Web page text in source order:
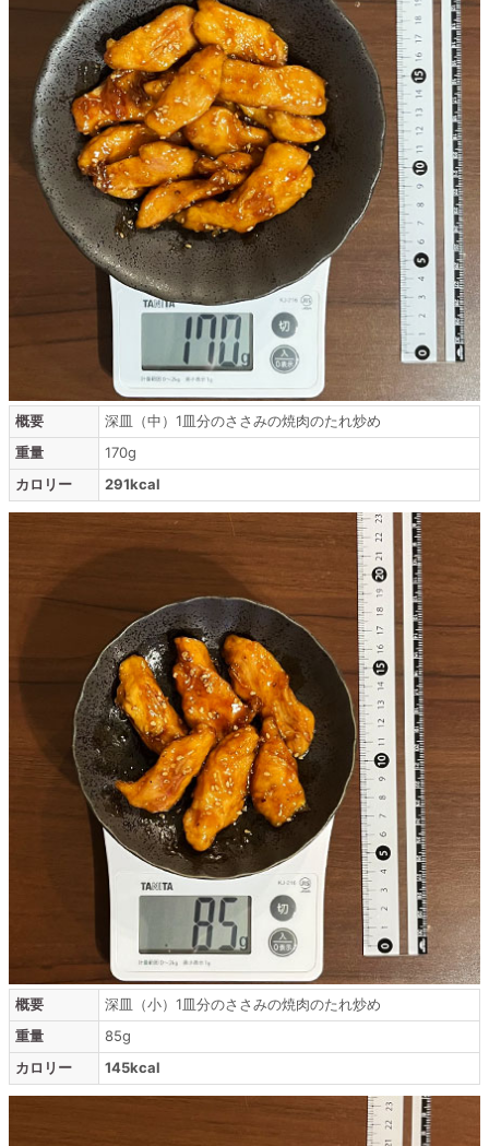
概要
深皿（中）1皿分のささみの焼肉のたれ炒め
重量
170g
カロリー
291kcal
概要
深皿（小）1皿分のささみの焼肉のたれ炒め
重量
85g
カロリー
145kcal